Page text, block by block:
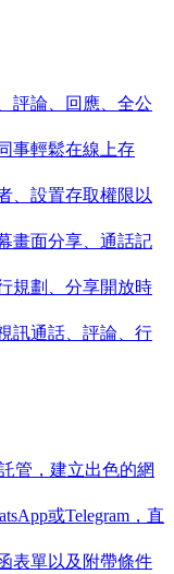
評論、回應、全公
事輕鬆在線上存
、設置存取權限以
畫面分享、通話記
規劃、分享開放時
訊通話、評論、行
管，建立出色的網
或Telegram，直
表單以及附帶條件